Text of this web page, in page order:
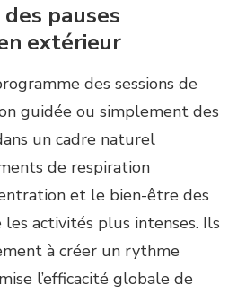
pauses
extérieur
des sessions de
guidée ou simplement des
un cadre naturel
de respiration
et le bien-être des
activités plus intenses. Ils
à créer un rythme
l’efficacité globale de